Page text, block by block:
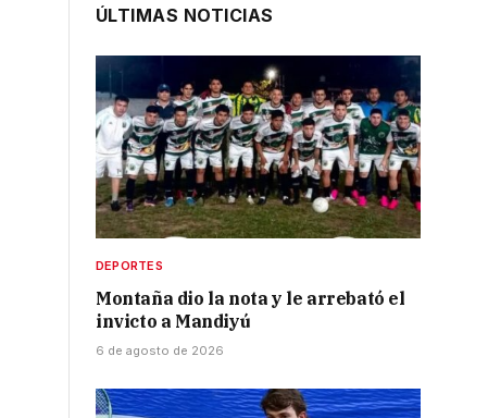
ÚLTIMAS NOTICIAS
DEPORTES
Montaña dio la nota y le arrebató el
invicto a Mandiyú
6 de agosto de 2026